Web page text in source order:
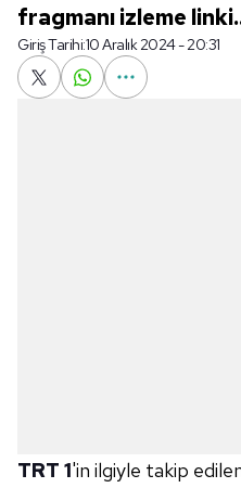
fragmanı izleme
Giriş Tarihi:10 Aralık 2024 - 20:31
TRT 1'in ilgiyle takip